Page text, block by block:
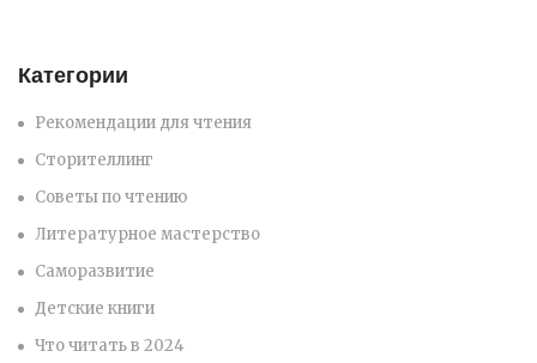
Категории
Рекомендации для чтения
Сторителлинг
Советы по чтению
Литературное мастерство
Саморазвитие
Детские книги
Что читать в 2024